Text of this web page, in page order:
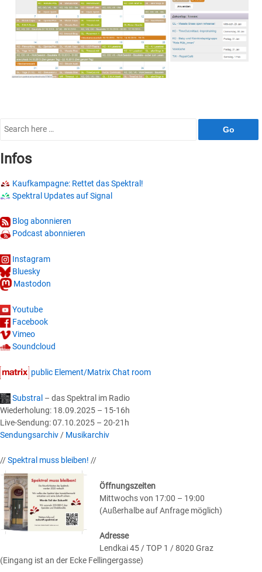
Search
Infos
Kaufkampagne: Rettet das Spektral!
Spektral Updates auf Signal
Blog abonnieren
Podcast abonnieren
Instagram
Bluesky
Mastodon
Youtube
Facebook
Vimeo
Soundcloud
public Element/Matrix Chat room
Substral – das Spektral im Radio
Wiederholung: 18.09.2025 – 15-16h
Live-Sendung: 07.10.2025 – 20-21h
Sendungsarchiv / Musikarchiv
//Spektral muss bleiben! //
Öffnungszeiten
Mittwochs von 17:00 – 19:00
(Außerhalbe auf Anfrage möglich)
Adresse
Lendkai 45 / TOP 1 / 8020 Graz
(Eingang ist an der Ecke Fellingergasse)